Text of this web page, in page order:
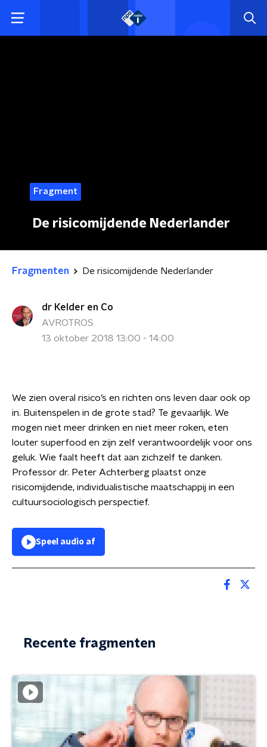
Fragment
De risicomijdende Nederlander
Fragmenten De risicomijdende Nederlander
dr Kelder en Co
AVROTROS
13 oktober 2018 13:00 - 14:00
We zien overal risico’s en richten ons leven daar ook op
in. Buitenspelen in de grote stad? Te gevaarlijk. We
mogen niet meer drinken en niet meer roken, eten
louter superfood en zijn zelf verantwoordelijk voor ons
geluk. Wie faalt heeft dat aan zichzelf te danken.
Professor dr. Peter Achterberg plaatst onze
risicomijdende, individualistische maatschappij in een
cultuursociologisch perspectief.
Speel audio af
Recente fragmenten